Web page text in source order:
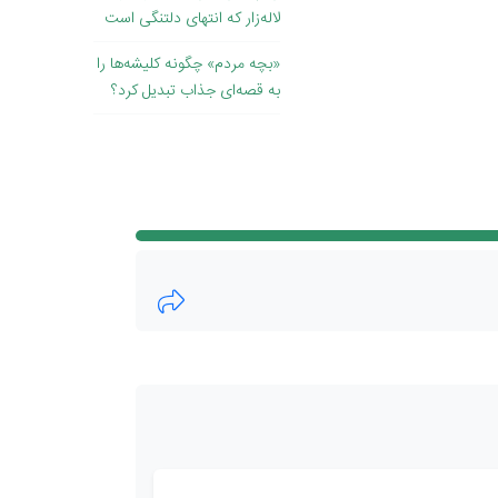
لاله‌زار که انتهای دلتنگی است
«بچه مردم» چگونه کلیشه‌ها را
به قصه‌ای جذاب تبدیل کرد؟